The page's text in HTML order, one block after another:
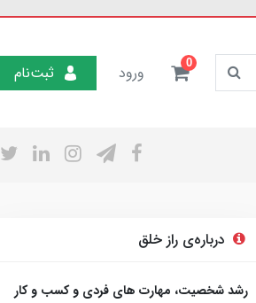
0 ورود ثبت‌نام
درباره‌ی راز خلق
رشد شخصیت، مهارت های فردی و کسب و کار